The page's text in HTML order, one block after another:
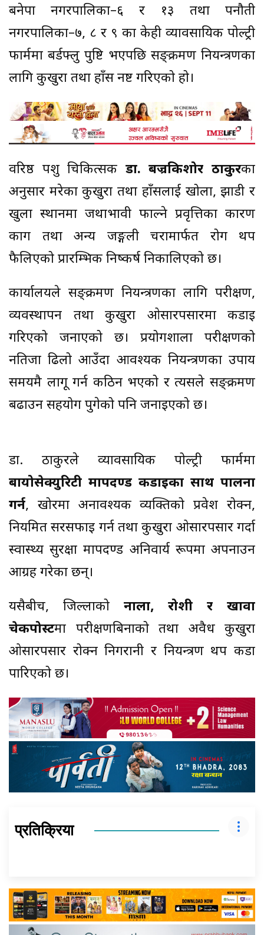
बनेपा नगरपालिका–६ र १३ तथा पनौती
नगरपालिका–७, ८ र ९ का केही व्यावसायिक पोल्ट्री
फार्ममा बर्डफ्लु पुष्टि भएपछि सङ्क्रमण नियन्त्रणका
लागि कुखुरा तथा हाँस नष्ट गरिएको हो।
वरिष्ठ पशु चिकित्सक डा. बज्रकिशोर ठाकुरका
अनुसार मरेका कुखुरा तथा हाँसलाई खोला, झाडी र
खुला स्थानमा जथाभावी फाल्ने प्रवृत्तिका कारण
काग तथा अन्य जङ्गली चरामार्फत रोग थप
फैलिएको प्रारम्भिक निष्कर्ष निकालिएको छ।
कार्यालयले सङ्क्रमण नियन्त्रणका लागि परीक्षण,
व्यवस्थापन तथा कुखुरा ओसारपसारमा कडाइ
गरिएको जनाएको छ। प्रयोगशाला परीक्षणको
नतिजा ढिलो आउँदा आवश्यक नियन्त्रणका उपाय
समयमै लागू गर्न कठिन भएको र त्यसले सङ्क्रमण
बढाउन सहयोग पुगेको पनि जनाइएको छ।
डा. ठाकुरले व्यावसायिक पोल्ट्री फार्ममा
बायोसेक्युरिटी मापदण्ड कडाइका साथ पालना
गर्न, खोरमा अनावश्यक व्यक्तिको प्रवेश रोक्न,
नियमित सरसफाइ गर्न तथा कुखुरा ओसारपसार गर्दा
स्वास्थ्य सुरक्षा मापदण्ड अनिवार्य रूपमा अपनाउन
आग्रह गरेका छन्।
यसैबीच, जिल्लाको नाला, रोशी र खावा
चेकपोस्टमा परीक्षणबिनाको तथा अवैध कुखुरा
ओसारपसार रोक्न निगरानी र नियन्त्रण थप कडा
पारिएको छ।
प्रतिक्रिया